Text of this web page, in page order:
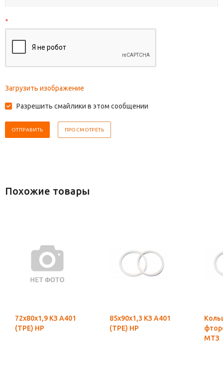
*
Загрузить изображение
Разрешить смайлики в этом сообщении
Похожие товары
72х80х1,9 КЗ А401
(ТРЕ) НР
85х90х1,3 КЗ А401
(ТРЕ) НР
МТЗ